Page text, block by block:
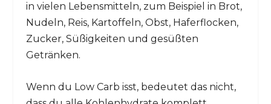
in vielen Lebensmitteln, zum Beispiel in Brot,
Nudeln, Reis, Kartoffeln, Obst, Haferflocken,
Zucker, Süßigkeiten und gesüßten
Getränken.
Wenn du Low Carb isst, bedeutet das nicht,